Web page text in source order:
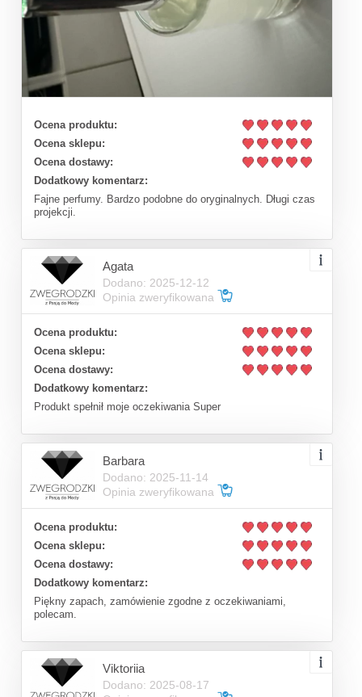
Ocena produktu:
Ocena sklepu:
Ocena dostawy:
Dodatkowy komentarz:
Fajne perfumy. Bardzo podobne do oryginalnych. Długi czas
projekcji.
Agata
Dodano: 2025-12-12
Opinia zweryfikowana
Ocena produktu:
Ocena sklepu:
Ocena dostawy:
Dodatkowy komentarz:
Produkt spełnił moje oczekiwania Super
Barbara
Dodano: 2025-11-14
Opinia zweryfikowana
Ocena produktu:
Ocena sklepu:
Ocena dostawy:
Dodatkowy komentarz:
Piękny zapach, zamówienie zgodne z oczekiwaniami,
polecam.
Viktoriia
Dodano: 2025-08-17